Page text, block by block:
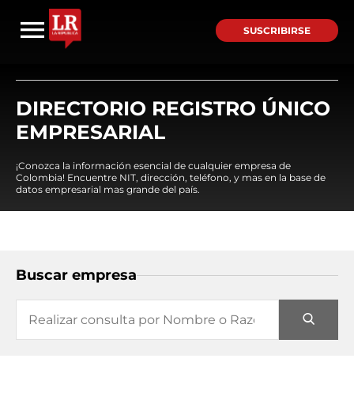
SUSCRIBIRSE
DIRECTORIO REGISTRO ÚNICO
EMPRESARIAL
¡Conozca la información esencial de cualquier empresa de
Colombia! Encuentre NIT, dirección, teléfono, y mas en la base de
datos empresarial mas grande del país.
Buscar empresa